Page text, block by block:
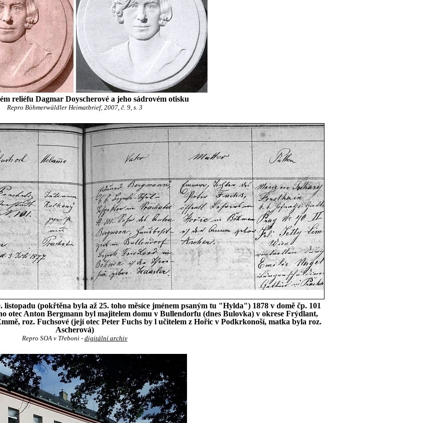
reliéfu Dagmar Doyscherové a jeho sádrovém otisku
Repro Böhmerwäldler Heimatbrief, 2007, č. 9, s. 3
(pokřtěna byla až 25. toho měsíce jménem psaným tu "Hylda") 1878 v domě čp. 101
otec Anton Bergmann byl majitelem domu v Bullendorfu (dnes Bulovka) v okrese Frýdlant,
roz. Fuchsové (její otec Peter Fuchs by l učitelem z Hořic v Podkrkonoší, matka byla roz.
Ascherová)
Repro SOA v Třeboni - digitální archiv